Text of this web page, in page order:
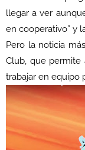
llegar a ver
en cooperativo” y
Pero la noticia
Club, que permite
trabajar en equipo